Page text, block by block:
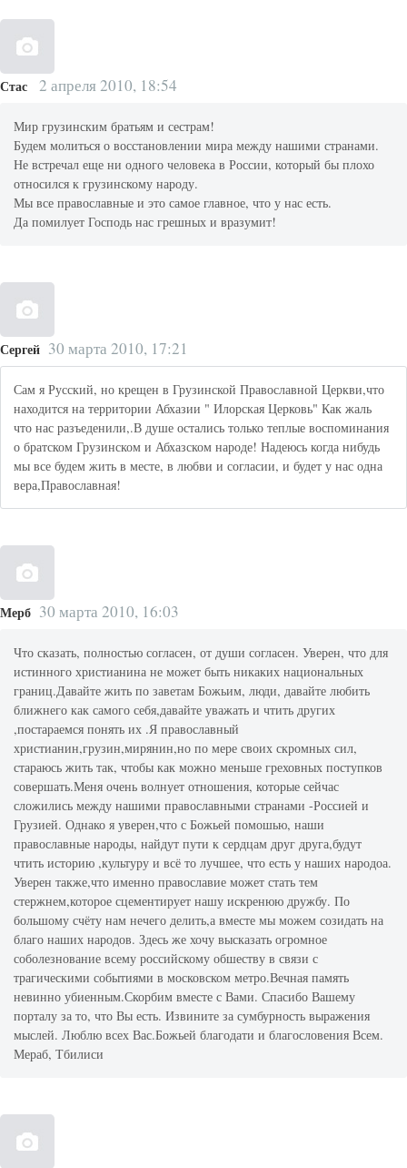
Стас 2 апреля 2010, 18:54
Мир грузинским братьям и сестрам!
Будем молиться о восстановлении мира между нашими странами.
Не встречал еще ни одного человека в России, который бы плохо
относился к грузинскому народу.
Мы все православные и это самое главное, что у нас есть.
Да помилует Господь нас грешных и вразумит!
Сергей 30 марта 2010, 17:21
Сам я Русский, но крещен в Грузинской Православной Церкви,что
находится на территории Абхазии " Илорская Церковь" Как жаль
что нас разъеденили,.В душе остались только теплые воспоминания
о братском Грузинском и Абхазском народе! Надеюсь когда нибудь
мы все будем жить в месте, в любви и согласии, и будет у нас одна
вера,Православная!
Мерб 30 марта 2010, 16:03
Что сказать, полностью согласен, от души согласен. Уверен, что для
истинного христианина не может быть никаких национальных
границ.Давайте жить по заветам Божьим, люди, давайте любить
ближнего как самого себя,давайте уважать и чтить других
,постараемся понять их .Я православный
христианин,грузин,мирянин,но по мере своих скромных сил,
стараюсь жить так, чтобы как можно меньше греховных поступков
совершать.Меня очень волнует отношения, которые сейчас
сложились между нашими православными странами -Россией и
Грузией. Однако я уверен,что с Божьей помошью, наши
православные народы, найдут пути к сердцам друг друга,будут
чтить историю ,культуру и всё то лучшее, что есть у наших народоа.
Уверен также,что именно православие может стать тем
стержнем,которое сцементирует нашу искренюю дружбу. По
большому счёту нам нечего делить,а вместе мы можем созидать на
благо наших народов. Здесь же хочу высказать огромное
соболезнование всему российскому обшеству в связи с
трагическими событиями в московском метро.Вечная память
невинно убиенным.Скорбим вместе с Вами. Спасибо Вашему
порталу за то, что Вы есть. Извините за сумбурность выражения
мыслей. Люблю всех Вас.Божьей благодати и благословения Всем.
Мераб, Тбилиси